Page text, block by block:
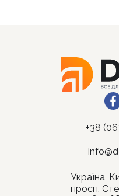
+38
Україна,
просп.